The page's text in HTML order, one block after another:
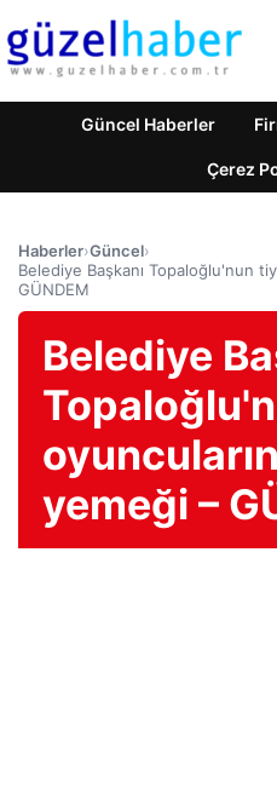
Güncel Haberler
Çerez
Haberler›Güncel›
Belediye Başkanı Topaloğlu'nun
GÜNDEM
Belediye
yemeği –